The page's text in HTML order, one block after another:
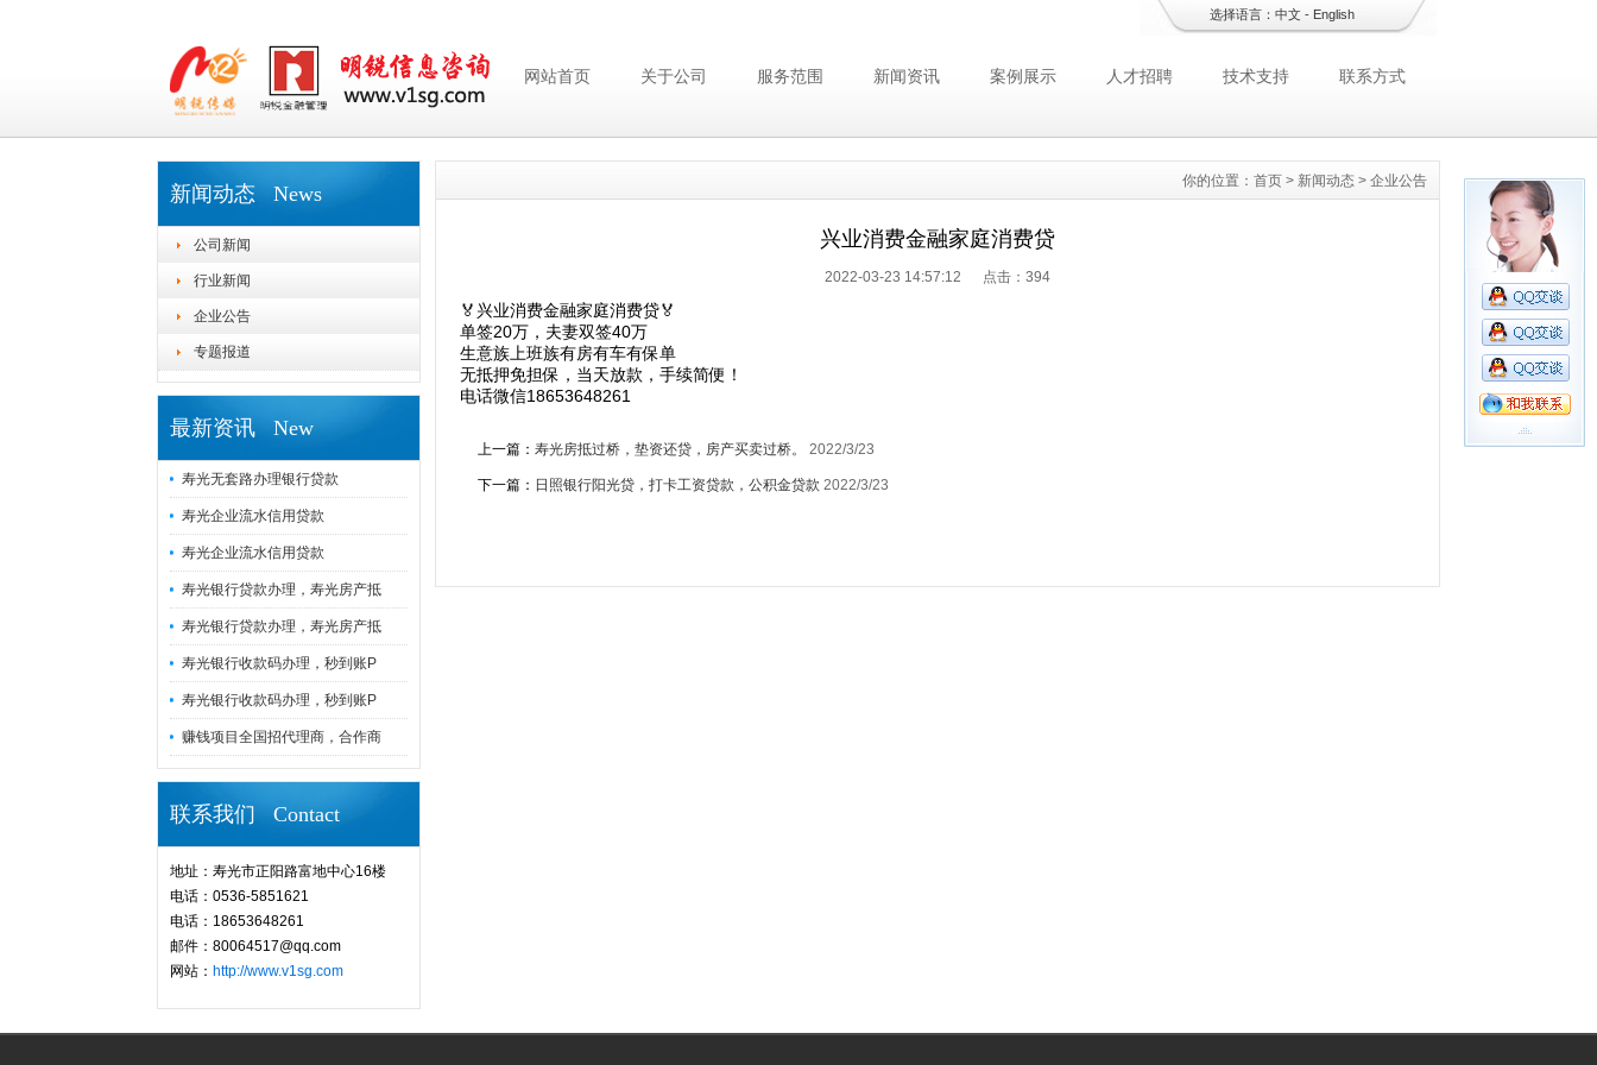
选择语言： 中文- English
网站首页 关于公司 服务范围 新闻资讯 案例展示 人才招聘 技术支持 联系方式
新闻动态 News
公司新闻
行业新闻
企业公告
专题报道
最新资讯 New
寿光无套路办理银行贷款
寿光企业流水信用贷款
寿光企业流水信用贷款
寿光银行贷款办理，寿光房产抵
寿光银行贷款办理，寿光房产抵
寿光银行收款码办理，秒到账P
寿光银行收款码办理，秒到账P
赚钱项目全国招代理商，合作商
联系我们 Contact
地址：寿光市正阳路富地中心16楼
电话：0536-5851621
电话：18653648261
邮件：80064517@qq.com
网站： http://www.v1sg.com
你的位置： 首页 > 新闻动态 > 企业公告
兴业消费金融家庭消费贷
2022-03-23 14:57:12 点击： 394
🏅兴业消费金融家庭消费贷🏅
单签20万，夫妻双签40万
生意族上班族有房有车有保单
无抵押免担保，当天放款，手续简便！
电话️微信18653648261
上一篇： 寿光房抵过桥，垫资还贷，房产买卖过桥。 2022/3/23
下一篇： 日照银行阳光贷，打卡工资贷款，公积金贷款 2022/3/23